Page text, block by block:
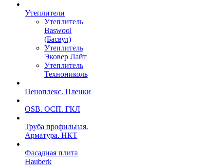
Утеплители
Утеплитель
Baswool
(Басвул)
Утеплитель
Эковер Лайт
Утеплитель
Технониколь
Пеноплекс. Пленки
OSB. ОСП. ГКЛ
Труба профильная.
Арматура. НКТ
Фасадная плита
Hauberk